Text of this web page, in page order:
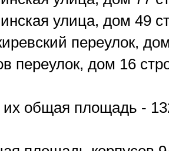
улица, дом 49
переулок,
переулок, дом 16
их общая площадь -